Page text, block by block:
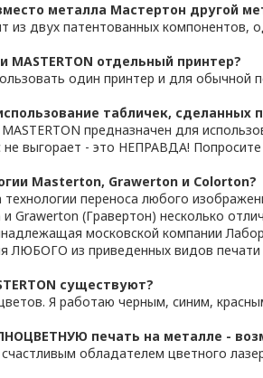
металла Мастертон другой
из двух патентованных
MASTERTON отдельный принтер?
один принтер и для обычной
табличек, сделанных
предназначен для
выгорает - это НЕПРАВДА!
Masterton, Grawerton и Colorton?
технологии переноса любого
Grawerton (Гравертон) несколько
московской компании
ЛЮБОГО из приведенных видов печати
существуют?
Я работаю черным, синим,
печать на металле -
обладателем цветного